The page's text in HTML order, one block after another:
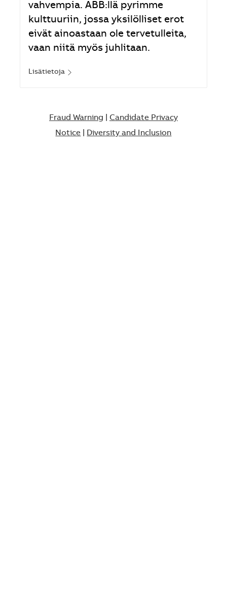
vahvempia. ABB:llä pyrimme
kulttuuriin, jossa yksilölliset erot
eivät ainoastaan ole tervetulleita,
vaan niitä myös juhlitaan.
Lisätietoja
Fraud Warning
Candidate Privacy
Notice
Diversity and Inclusion​​​​​​​